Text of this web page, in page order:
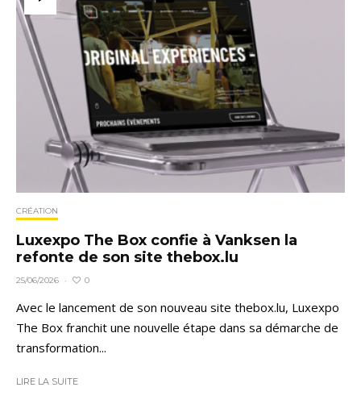
CRÉATION
Luxexpo The Box confie à Vanksen la
refonte de son site thebox.lu
25/06/2026 · 0
Avec le lancement de son nouveau site thebox.lu, Luxexpo
The Box franchit une nouvelle étape dans sa démarche de
transformation...
LIRE LA SUITE